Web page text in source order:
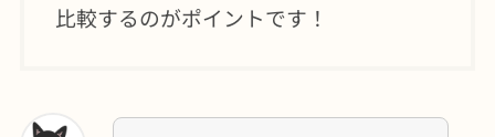
比較するのがポイントです！